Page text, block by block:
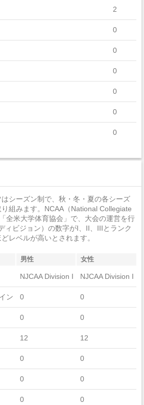
2
0
0
0
0
0
0
0
1
シーズン制で、秋・冬・夏の各シーズ
組みます。NCAA（National Collegiate
全米大学体育協会」で、大会の運営を行
ィビジョン）の数字がI、II、IIIとランク
レベルが高いとされます。
男性 女性
NJCAA Division I NJCAA Division I
ン 0 0
0 0
12 12
0 0
0 0
0 0